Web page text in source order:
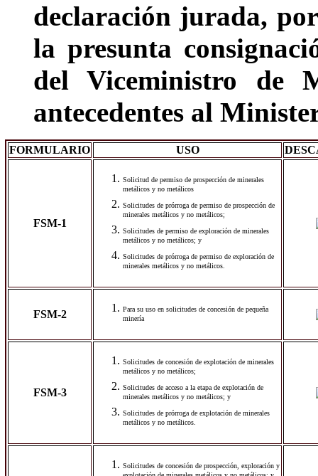
declaración jurada,
la presunta
del Viceministro de
antecedentes al
FORMULARIO USO
FSM-1
Solicitud de permiso de prospección de minerales
metálicos y no metálicos
Solicitudes de prórroga de permiso de prospección de
minerales metálicos y no metálicos;
Solicitudes de permiso de exploración de minerales
metálicos y no metálicos; y
Solicitudes de prórroga de permiso de exploración de
minerales metálicos y no metálicos.
FSM-2 Para su uso en solicitudes de concesión de pequeña
minería
FSM-3
Solicitudes de concesión de explotación de minerales
metálicos y no metálicos;
Solicitudes de acceso a la etapa de explotación de
minerales metálicos y no metálicos; y
Solicitudes de prórroga de explotación de minerales
metálicos y no metálicos.
Solicitudes de concesión de prospección, exploración y